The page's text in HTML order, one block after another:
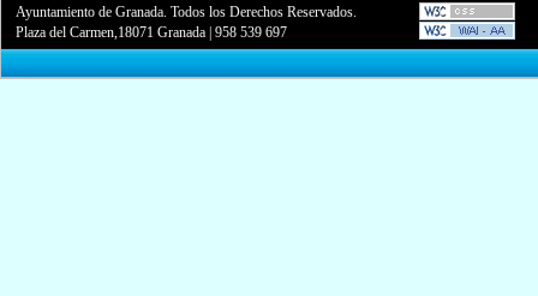
Ayuntamiento de Granada. Todos los Derechos Reservados.
Plaza del Carmen,18071 Granada |958 539 697